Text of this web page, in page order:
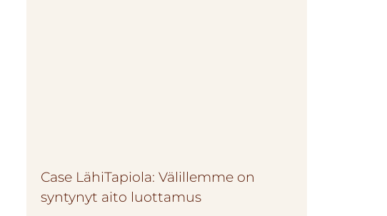
Case LähiTapiola: Välillemme on
syntynyt aito luottamus